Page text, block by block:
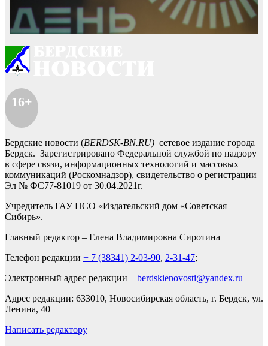
16+
Бердские новости (BERDSK-BN.RU) сетевое издание города
Бердск. Зарегистрировано Федеральной службой по надзору
в сфере связи, информационных технологий и массовых
коммуникаций (Роскомнадзор), свидетельство о регистрации
Эл № ФС77-81019 от 30.04.2021г.
Учредитель ГАУ НСО «Издательский дом «Советская
Сибирь».
Главный редактор – Елена Владимировна Сиротина
Телефон редакции + 7 (38341) 2-03-90, 2-31-47;
Электронный адрес редакции – berdskienovosti@yandex.ru
Адрес редакции: 633010, Новосибирская область, г. Бердск, ул.
Ленина, 40
Написать редактору